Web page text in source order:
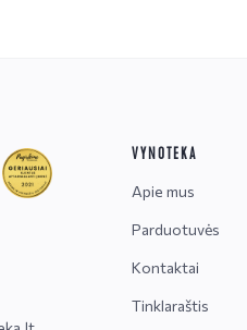
VYNOTEKA
Apie mus
Parduotuvės
Kontaktai
Tinklaraštis